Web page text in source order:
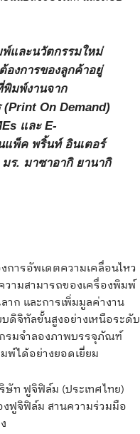
และนวัตกรรมใหม่
องการของลูกค้าอยู่
มพ์งานจาก
(Print On Demand)
และ E-
แพ็ค พริ้นท์ อินเตอร์
มร. มาซาอากิ ยานากิ
ารอัพเดตความเคลื่อนไหว
ามสามารถของเครื่องพิมพ์
ก และการเพิ่มมูลค่างาน
ดิจิทัลขั้นสูงอย่างเหนือระดับ
รมจำลองภาพบรรจุภัณฑ์
พ์ได้อย่างยอดเยี่ยม
ษัท ฟูจิฟิล์ม (ประเทศไทย)
ฟูจิฟิล์ม สานความร่วมมือ